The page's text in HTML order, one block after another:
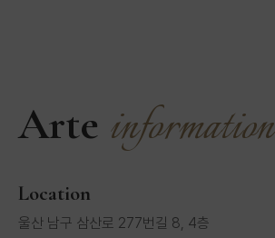
Arte information
Location
울산 남구 삼산로 277번길 8, 4층